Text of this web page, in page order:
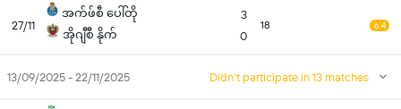
27/11
အက်ဖ်စီ ပေါ်တို
အိုဂျီစီ နိုက်
3
0
18 6.4
13/09/2025 - 22/11/2025 Didn't participate in 13 matches